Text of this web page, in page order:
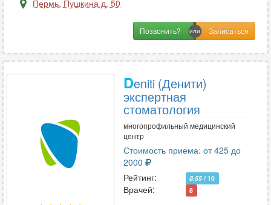
Пермь, Пушкина д. 50
Позвонить?
Deniti (Денити)
экспертная
стоматология
многопрофильный медицинский
центр
Стоимость приема: от 425 до
2000
Рейтинг:
8.55/ 10
Врачей: 8